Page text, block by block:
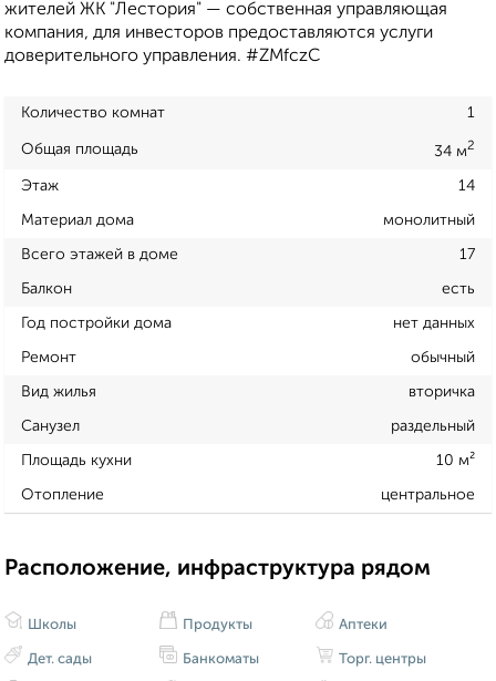
жителей ЖК "Лестория" — собственная управляющая
компания, для инвесторов предоставляются услуги
доверительного управления. #ZMfczC
Количество комнат 1
Общая площадь 34 м2
Этаж 14
Материал дома монолитный
Всего этажей в доме 17
Балкон есть
Год постройки дома нет данных
Ремонт обычный
Вид жилья вторичка
Санузел раздельный
Площадь кухни 10 м²
Отопление центральное
Расположение, инфраструктура рядом
Школы
Дет. сады
Продукты
Банкоматы
Аптеки
Торг. центры